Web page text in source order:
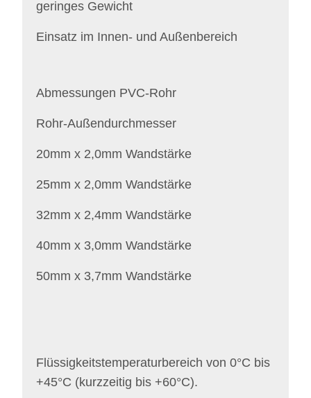
geringes Gewicht
Einsatz im Innen- und Außenbereich
Abmessungen PVC-Rohr
Rohr-Außendurchmesser
20mm x 2,0mm Wandstärke
25mm x 2,0mm Wandstärke
32mm x 2,4mm Wandstärke
40mm x 3,0mm Wandstärke
50mm x 3,7mm Wandstärke
Flüssigkeitstemperaturbereich von 0°C bis
+45°C (kurzzeitig bis +60°C).